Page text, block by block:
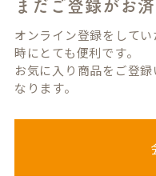
まだご登録がお
オンライン登録をして
時にとても便利です。
お気に入り商品をご登
なります。